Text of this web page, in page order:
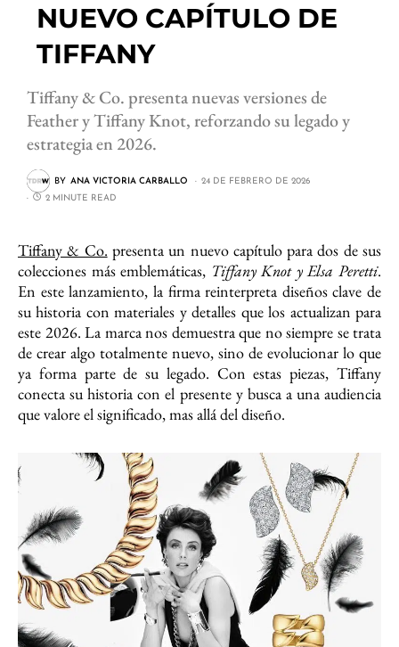
NUEVO CAPÍTULO DE
TIFFANY
Tiffany & Co. presenta nuevas versiones de
Feather y Tiffany Knot, reforzando su legado y
estrategia en 2026.
BY ANA VICTORIA CARBALLO
24 DE FEBRERO DE 2026
2 MINUTE READ
Tiffany & Co. presenta un nuevo capítulo para dos de sus
colecciones más emblemáticas, Tiffany Knot y Elsa Peretti.
En este lanzamiento, la firma reinterpreta diseños clave de
su historia con materiales y detalles que los actualizan para
este 2026. La marca nos demuestra que no siempre se trata
de crear algo totalmente nuevo, sino de evolucionar lo que
ya forma parte de su legado. Con estas piezas, Tiffany
conecta su historia con el presente y busca a una audiencia
que valore el significado, mas allá del diseño.